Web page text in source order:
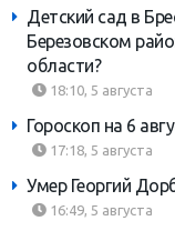
Детский сад в
Березовском
области?
18:10, 5 августа
Гороскоп на 6
17:18, 5 августа
Умер Георгий
16:49, 5 августа